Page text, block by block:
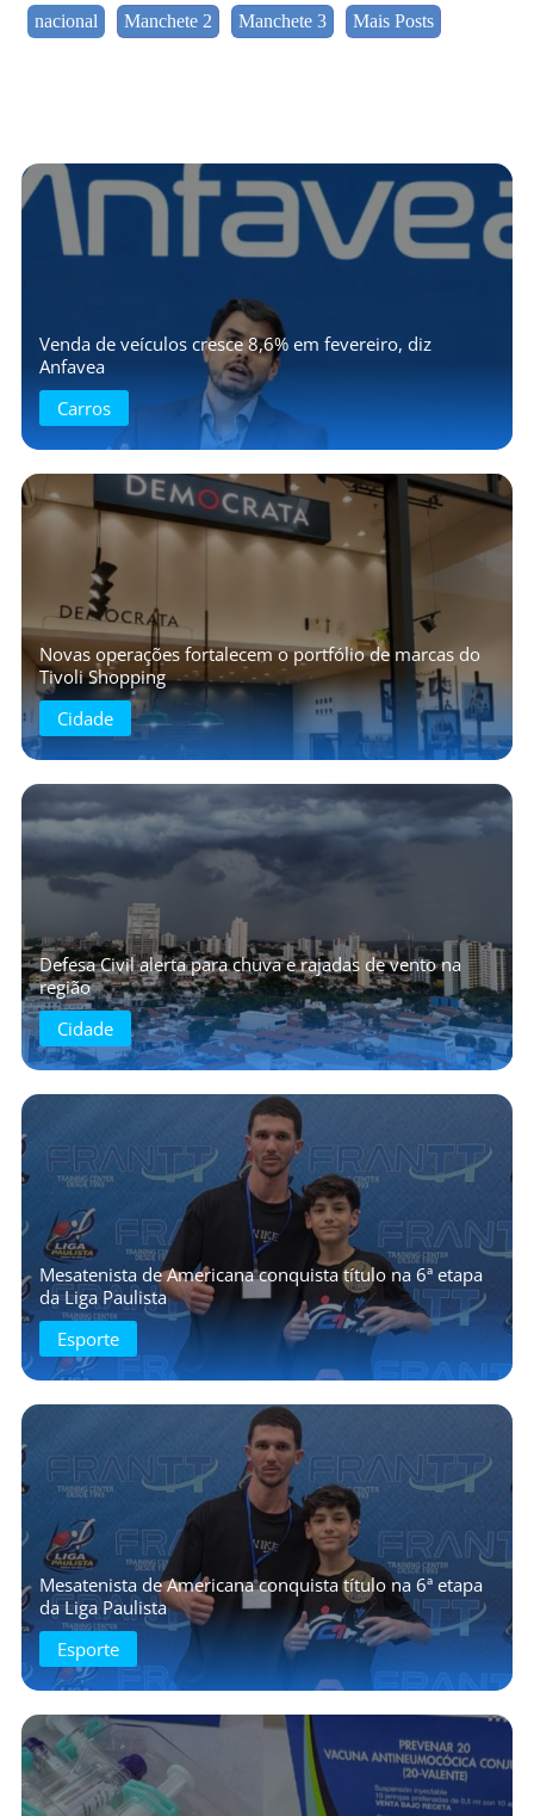
nacional Manchete 2 Manchete 3 Mais Posts
Venda de veículos cresce 8,6% em fevereiro, diz
Anfavea
Carros
Novas operações fortalecem o portfólio de marcas do
Tivoli Shopping
Cidade
Defesa Civil alerta para chuva e rajadas de vento na
região
Cidade
Mesatenista de Americana conquista título na 6ª etapa
da Liga Paulista
Esporte
Mesatenista de Americana conquista título na 6ª etapa
da Liga Paulista
Esporte